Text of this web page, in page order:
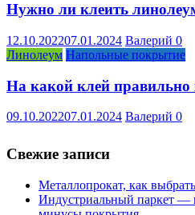
Нужно ли клеить
12.10.202207.01.2024 Валерий 0
Линолеум Напольные покрытие
На какой клей правильно
09.10.202207.01.2024 Валерий 0
Свежие записи
Металлопрокат, как выбрать
Индустриальный паркет —